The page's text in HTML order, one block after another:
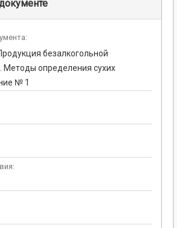
безалкогольной
определения сухих
№ 1